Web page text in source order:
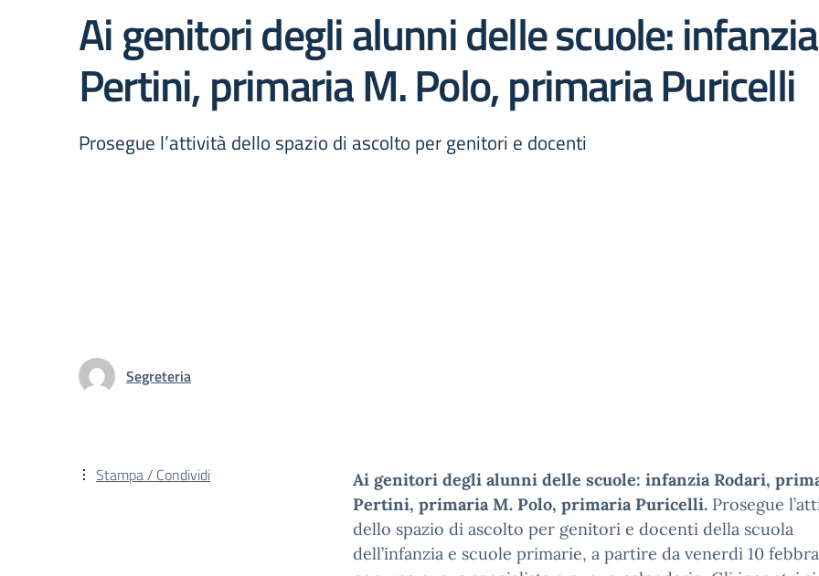
Ai genitori degli alunni delle scuole:
Pertini, primaria M. Polo, primaria Puricelli
Prosegue l’attività dello spazio di ascolto per genitori e docenti
Segreteria
Ai genitori degli alunni delle scuole: infanzia Rodari,
Pertini, primaria M. Polo, primaria Puricelli. Prosegue
dello spazio di ascolto per genitori e docenti della scuola
dell’infanzia e scuole primarie, a partire da venerdì 10
Stampa / Condividi